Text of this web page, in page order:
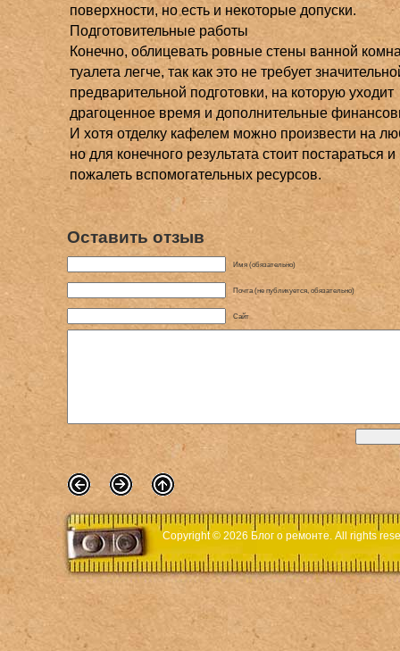
поверхности, но есть и некоторые допуски.
Подготовительные работы
Конечно, облицевать ровные стены ванной
туалета легче, так как это не требует
предварительной подготовки, на которую уходит
драгоценное время и дополнительные
И хотя отделку кафелем можно произвести на
но для конечного результата стоит постараться и
пожалеть вспомогательных ресурсов.
Оставить отзыв
Имя (обязательно)
Почта (не публикуется, обязательно)
Сайт
Copyright © 2026 Блог о ремонте . All rights